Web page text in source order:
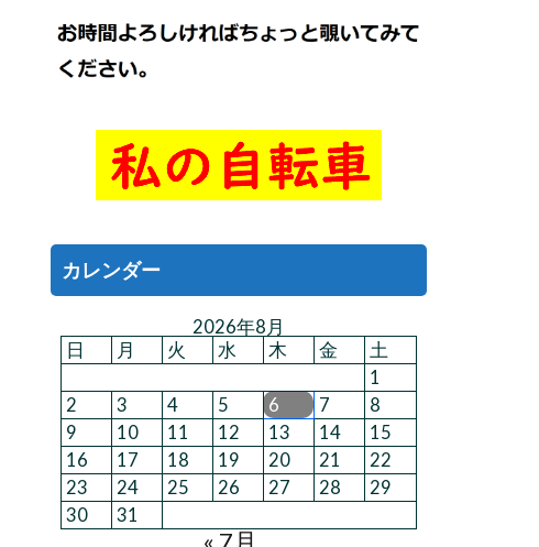
カレンダー
2026年8月
日
月 火 水 木 金
土
1
2
3 4 5 6 7
8
9
10 11 12 13 14
15
16
17 18 19 20 21
22
23
24 25 26 27 28
29
30
31
« 7月